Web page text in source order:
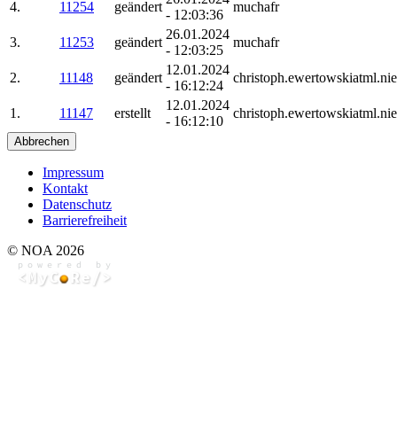
4. 11254 geändert
- 12:03:36
muchafr
3. 11253 geändert
26.01.2024
- 12:03:25
muchafr
2. 11148 geändert
12.01.2024
- 16:12:24
1. 11147 erstellt
12.01.2024
- 16:12:10
Abbrechen
Impressum
Kontakt
Datenschutz
Barrierefreiheit
© NOA 2026